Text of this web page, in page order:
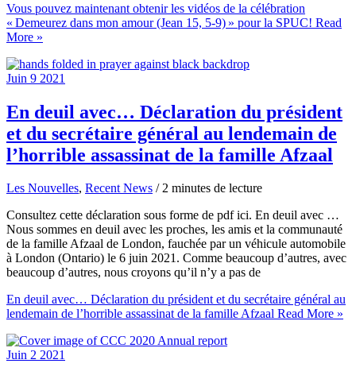
Vous pouvez maintenant obtenir les vidéos de la célébration
« Demeurez dans mon amour (Jean 15, 5-9) » pour la SPUC! Read
More »
Juin 9 2021
En deuil avec… Déclaration du président
et du secrétaire général au lendemain de
l’horrible assassinat de la famille Afzaal
Les Nouvelles, Recent News /2 minutes de lecture
Consultez cette déclaration sous forme de pdf ici. En deuil avec …
Nous sommes en deuil avec les proches, les amis et la communauté
de la famille Afzaal de London, fauchée par un véhicule automobile
à London (Ontario) le 6 juin 2021. Comme beaucoup d’autres, avec
beaucoup d’autres, nous croyons qu’il n’y a pas de
En deuil avec… Déclaration du président et du secrétaire général au
lendemain de l’horrible assassinat de la famille Afzaal Read More »
Juin 2 2021